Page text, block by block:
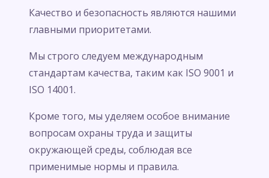
Качество и безопасность являются нашими
главными приоритетами.
Мы строго следуем международным
стандартам качества, таким как ISO 9001 и
ISO 14001.
Кроме того, мы уделяем особое внимание
вопросам охраны труда и защиты
окружающей среды, соблюдая все
применимые нормы и правила.